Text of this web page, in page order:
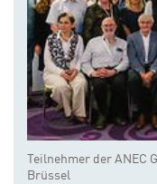
Teilnehmer der ANEC
Brüssel